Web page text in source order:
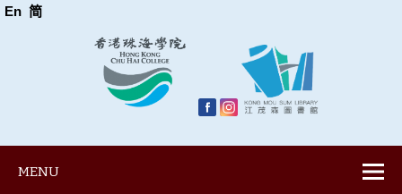
En 简
MENU